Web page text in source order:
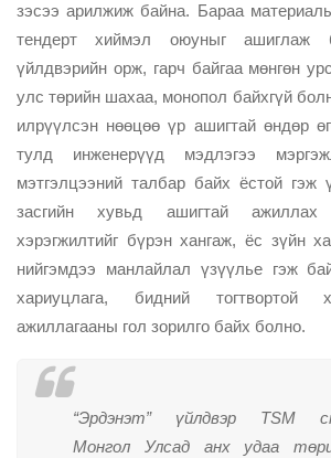
зэсээ арилжиж байна. Бараа
тендерт хиймэл оюуныг ашиглаж
үйлдвэрийн орж, гарч байгаа мөнгөн
улс төрийн шахаа, монопол байхгүй
илрүүлсэн нөөцөө үр ашигтай өндөр
тулд инженерүүд мэдлэгээ
мэтгэлцээний талбар байх ёстой гэж
засгийн хувьд ашигтай
хэрэгжилтийг бүрэн хангаж, ёс зүйн
нийгэмдээ манлайлал үзүүлье гэж
хариуцлага, бидний тогтвортой
ажиллагааны гол зорилго байх болно.
“Эрдэнэт” үйлдвэр TSM
Монгол Улсад анх удаа